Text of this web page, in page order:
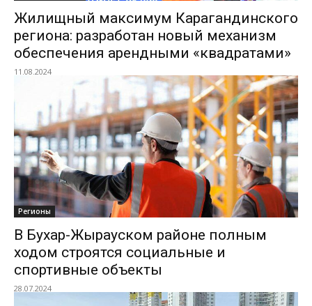
Жилищный максимум Карагандинского
региона: разработан новый механизм
обеспечения арендными «квадратами»
11.08.2024
Регионы
В Бухар-Жырауском районе полным
ходом строятся социальные и
спортивные объекты
28.07.2024